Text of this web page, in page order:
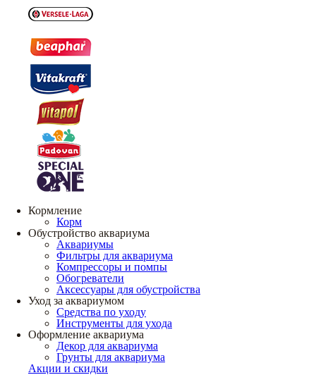
Кормление
Корм
Обустройство аквариума
Аквариумы
Фильтры для аквариума
Компрессоры и помпы
Обогреватели
Аксессуары для обустройства
Уход за аквариумом
Средства по уходу
Инструменты для ухода
Оформление аквариума
Декор для аквариума
Грунты для аквариума
Акции и скидки